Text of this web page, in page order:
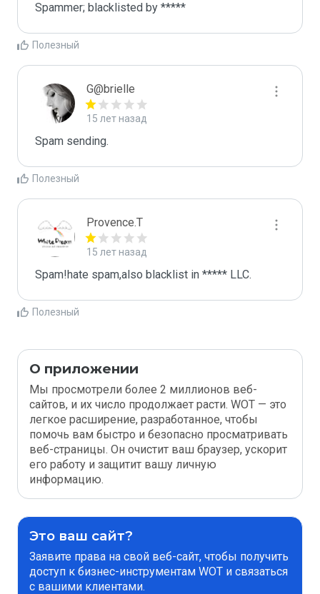
Spammer; blacklisted by *****
Полезный
G@brielle
15 лет назад
Spam sending.
Полезный
Provence.T
15 лет назад
Spam!hate spam,also blacklist in ***** LLC.
Полезный
О приложении
Мы просмотрели более 2 миллионов веб-
сайтов, и их число продолжает расти. WOT — это
легкое расширение, разработанное, чтобы
помочь вам быстро и безопасно просматривать
веб-страницы. Он очистит ваш браузер, ускорит
его работу и защитит вашу личную
информацию.
Это ваш сайт?
Заявите права на свой веб-сайт, чтобы получить
доступ к бизнес-инструментам WOT и связаться
с вашими клиентами.